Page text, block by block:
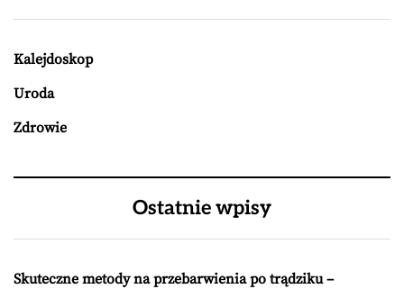
Kalejdoskop
Uroda
Zdrowie
Ostatnie wpisy
Skuteczne metody na przebarwienia po trądziku –